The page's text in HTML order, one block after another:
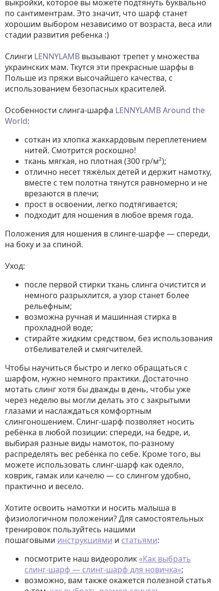
выкройки, которое вы можете подтянуть буквально
по сантиментрам. Это значит, что шарф станет
хорошим выбором независимо от возраста, веса или
стадии развития ребенка :)
Слинги LENNYLAMB вызывают трепет у множества
украинских мам. Ткутся эти прекрасные шарфы в
Польше из пряжи высочайшего качества, с
использованием безопасных красителей.
Особенности слинга-шарфа LENNYLAMB Around the
World:
соткан из хлопка жаккардовым переплетением
нитей. Смотрится роскошно!
ткань мягкая, но плотная (300 гр/м²);
отлично несет тяжёлых детей и держит намотку,
вместе с тем полотна тянутся равномерно и не
врезаются в плечи;
прост в освоении, легко подтягивается;
подходит для ношения в любое время года.
Положения для ношения в слинге-шарфе — спереди,
на боку и за спиной.
Уход:
после первой стирки ткань слинга очистится и
немного разрыхлится, а узор станет более
рельефным;
возможна ручная и машинная стирка в
прохладной воде;
стирайте жидким средством, без использования
отбеливателей и смягчителей.
Чтобы научиться быстро и легко обращаться с
шарфом, нужно немного практики. Достаточно
мотать слинг хотя бы дважды в день, чтобы уже
через неделю вы могли делать это с закрытыми
глазами и наслаждаться комфортным
слингоношением. Слинг-шарф позволяет носить
ребёнка в любой позиции: спереди, на бедре, и,
выбирая разные виды намоток, по-разному
распределять вес ребёнка по себе. Кроме того, вы
можете использовать слинг-шарф как одеяло,
коврик, гамак или качелю — со слингом удобно,
практично и весело.
Хотите освоить намотки и носить малыша в
физиологичном положении? Для самостоятельных
тренировок пользуйтесь нашими
пошаговыми инструкциями и статьями:
посмотрите наш видеоролик «Как выбрать
слинг-шарф — слинг-шарф для новичка»;
возможно, вам также окажется полезной статья